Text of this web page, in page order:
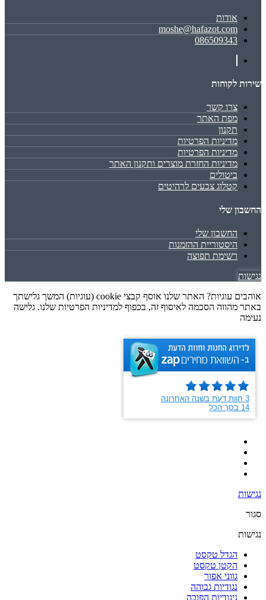
אודות
moshe@hafazot.com
086509343
שירות לקוחות
צרו קשר
מפת האתר
תקנון
מדיניות הפרטיות
מדיניות הפרטיות
מדיניות החזרת מוצרים ותקנון האתר
ביטולים
קטלוג צבעים לרהיטים
החשבון שלי
החשבון שלי
היסטוריית ההזמנות
רשימת תפוצה
נגישות
אוהבים עוגיות? האתר שלנו אוסף קבצי cookie (עוגיות) המשך גלישתך
באתר מהווה הסכמה לאיסוף זה, בכפוף למדיניות הפרטיות שלנו. גלישה
נעימה
נגישות
סגור
נגישות
הגדל טקסט
הקטן טקסט
גווני אפור
נגודיות גבוהה
ניגודיות הפוכה